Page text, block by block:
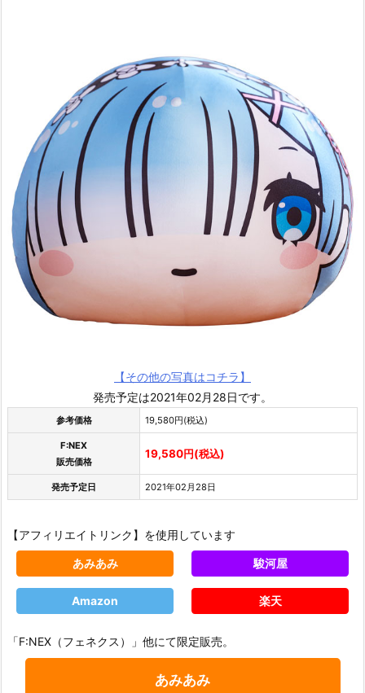
【その他の写真はコチラ】
発売予定は2021年02月28日です。
参考価格 19,580円(税込)
F:NEX
販売価格
19,580円(税込)
発売予定日 2021年02月28日
【アフィリエイトリンク】を使用しています
あみあみ 駿河屋
Amazon 楽天
「F:NEX（フェネクス）」他にて限定販売。
あみあみ